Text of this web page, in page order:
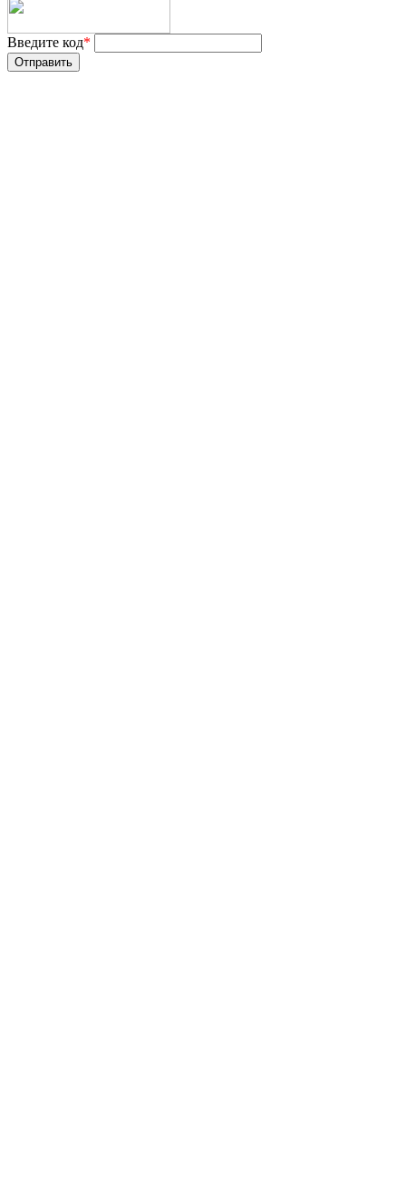
Введите код*
Отправить